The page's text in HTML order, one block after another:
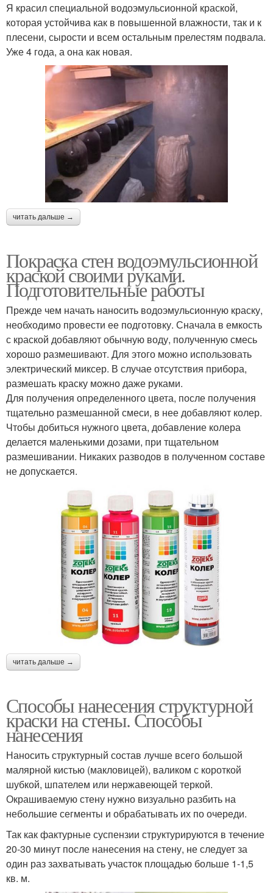
Я красил специальной водоэмульсионной краской,
которая устойчива как в повышенной влажности, так и к
плесени, сырости и всем остальным прелестям подвала.
Уже 4 года, а она как новая.
читать дальше →
Покраска стен водоэмульсионной
краской своими руками.
Подготовительные работы
Прежде чем начать наносить водоэмульсионную краску,
необходимо провести ее подготовку. Сначала в емкость
с краской добавляют обычную воду, полученную смесь
хорошо размешивают. Для этого можно использовать
электрический миксер. В случае отсутствия прибора,
размешать краску можно даже руками.
Для получения определенного цвета, после получения
тщательно размешанной смеси, в нее добавляют колер.
Чтобы добиться нужного цвета, добавление колера
делается маленькими дозами, при тщательном
размешивании. Никаких разводов в полученном составе
не допускается.
читать дальше →
Способы нанесения структурной
краски на стены. Способы
нанесения
Наносить структурный состав лучше всего большой
малярной кистью (макловицей), валиком с короткой
шубкой, шпателем или нержавеющей теркой.
Окрашиваемую стену нужно визуально разбить на
небольшие сегменты и обрабатывать их по очереди.
Так как фактурные суспензии структурируются в течение
20-30 минут после нанесения на стену, не следует за
один раз захватывать участок площадью больше 1-1,5
кв. м.